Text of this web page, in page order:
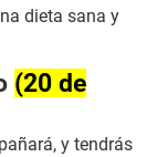
dieta sana y
(20 de
y tendrás